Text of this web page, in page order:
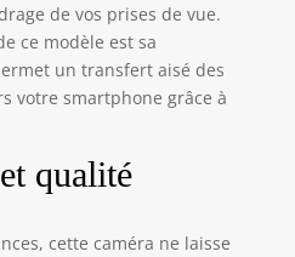
de vos prises de vue.
ce modèle est sa
un transfert aisé des
votre smartphone grâce à
qualité
cette caméra ne laisse